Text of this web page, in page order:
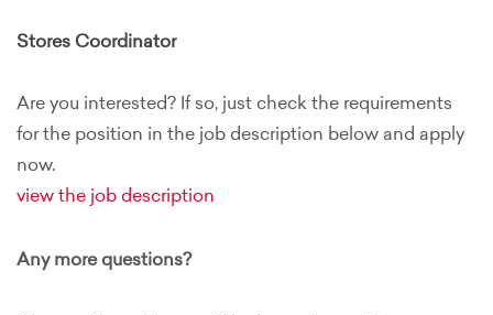
Stores Coordinator
Are you interested? If so, just check the requirements
for the position in the job description below and apply
now.
view the job description
Any more questions?